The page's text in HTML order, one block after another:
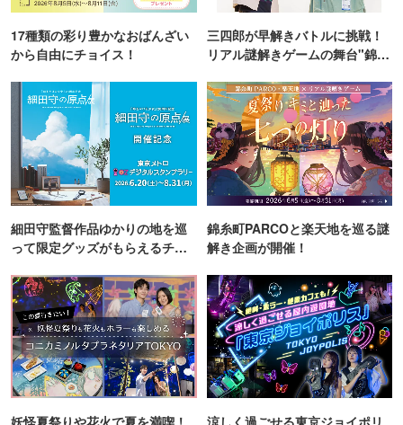
17種類の彩り豊かなおばんざい
から自由にチョイス！
三四郎が早解きバトルに挑戦！
リアル謎解きゲームの舞台"錦糸
細田守監督作品ゆかりの地を巡
って限定グッズがもらえるチャ
錦糸町PARCOと楽天地を巡る謎
解き企画が開催！
妖怪夏祭りや花火で夏を満喫！ 涼しく過ごせる東京ジョイポリ